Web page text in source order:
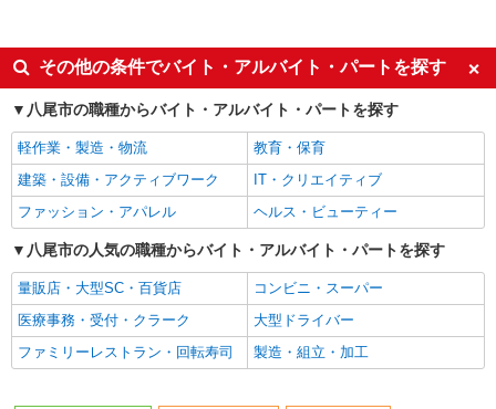
同じ特徴から八尾駅の求人を探す
入社日応相談
未経験歓迎
経験者・有資格者歓迎
新卒・第二新卒歓迎
女性活躍中
主婦・主夫歓迎
フリーター歓迎
学歴不問
ブランクOK
ミドル（40代～）活躍中
エルダー（50代～）活躍中
シニア（60代～）活躍中
高収入・高額
ボーナス・賞与あり
昇給あり
完全週休2日制
フルタイム歓迎
禁煙・分煙
その他の条件でバイト・アルバイト・パートを探す
八尾市の職種からバイト・アルバイト・パートを探す
軽作業・製造・物流
教育・保育
建築・設備・アクティブワーク
IT・クリエイティブ
ファッション・アパレル
ヘルス・ビューティー
八尾市の人気の職種からバイト・アルバイト・パートを探す
量販店・大型SC・百貨店
コンビニ・スーパー
医療事務・受付・クラーク
大型ドライバー
ファミリーレストラン・回転寿司
製造・組立・加工